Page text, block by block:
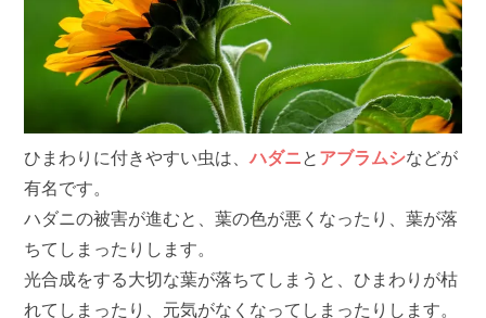
ひまわりに付きやすい虫は、ハダニと アブラムシなどが
有名です。
ハダニの被害が進むと、葉の色が悪くなったり、葉が落
ちてしまったりします。
光合成をする大切な葉が落ちてしまうと、ひまわりが枯
れてしまったり、元気がなくなってしまったりします。